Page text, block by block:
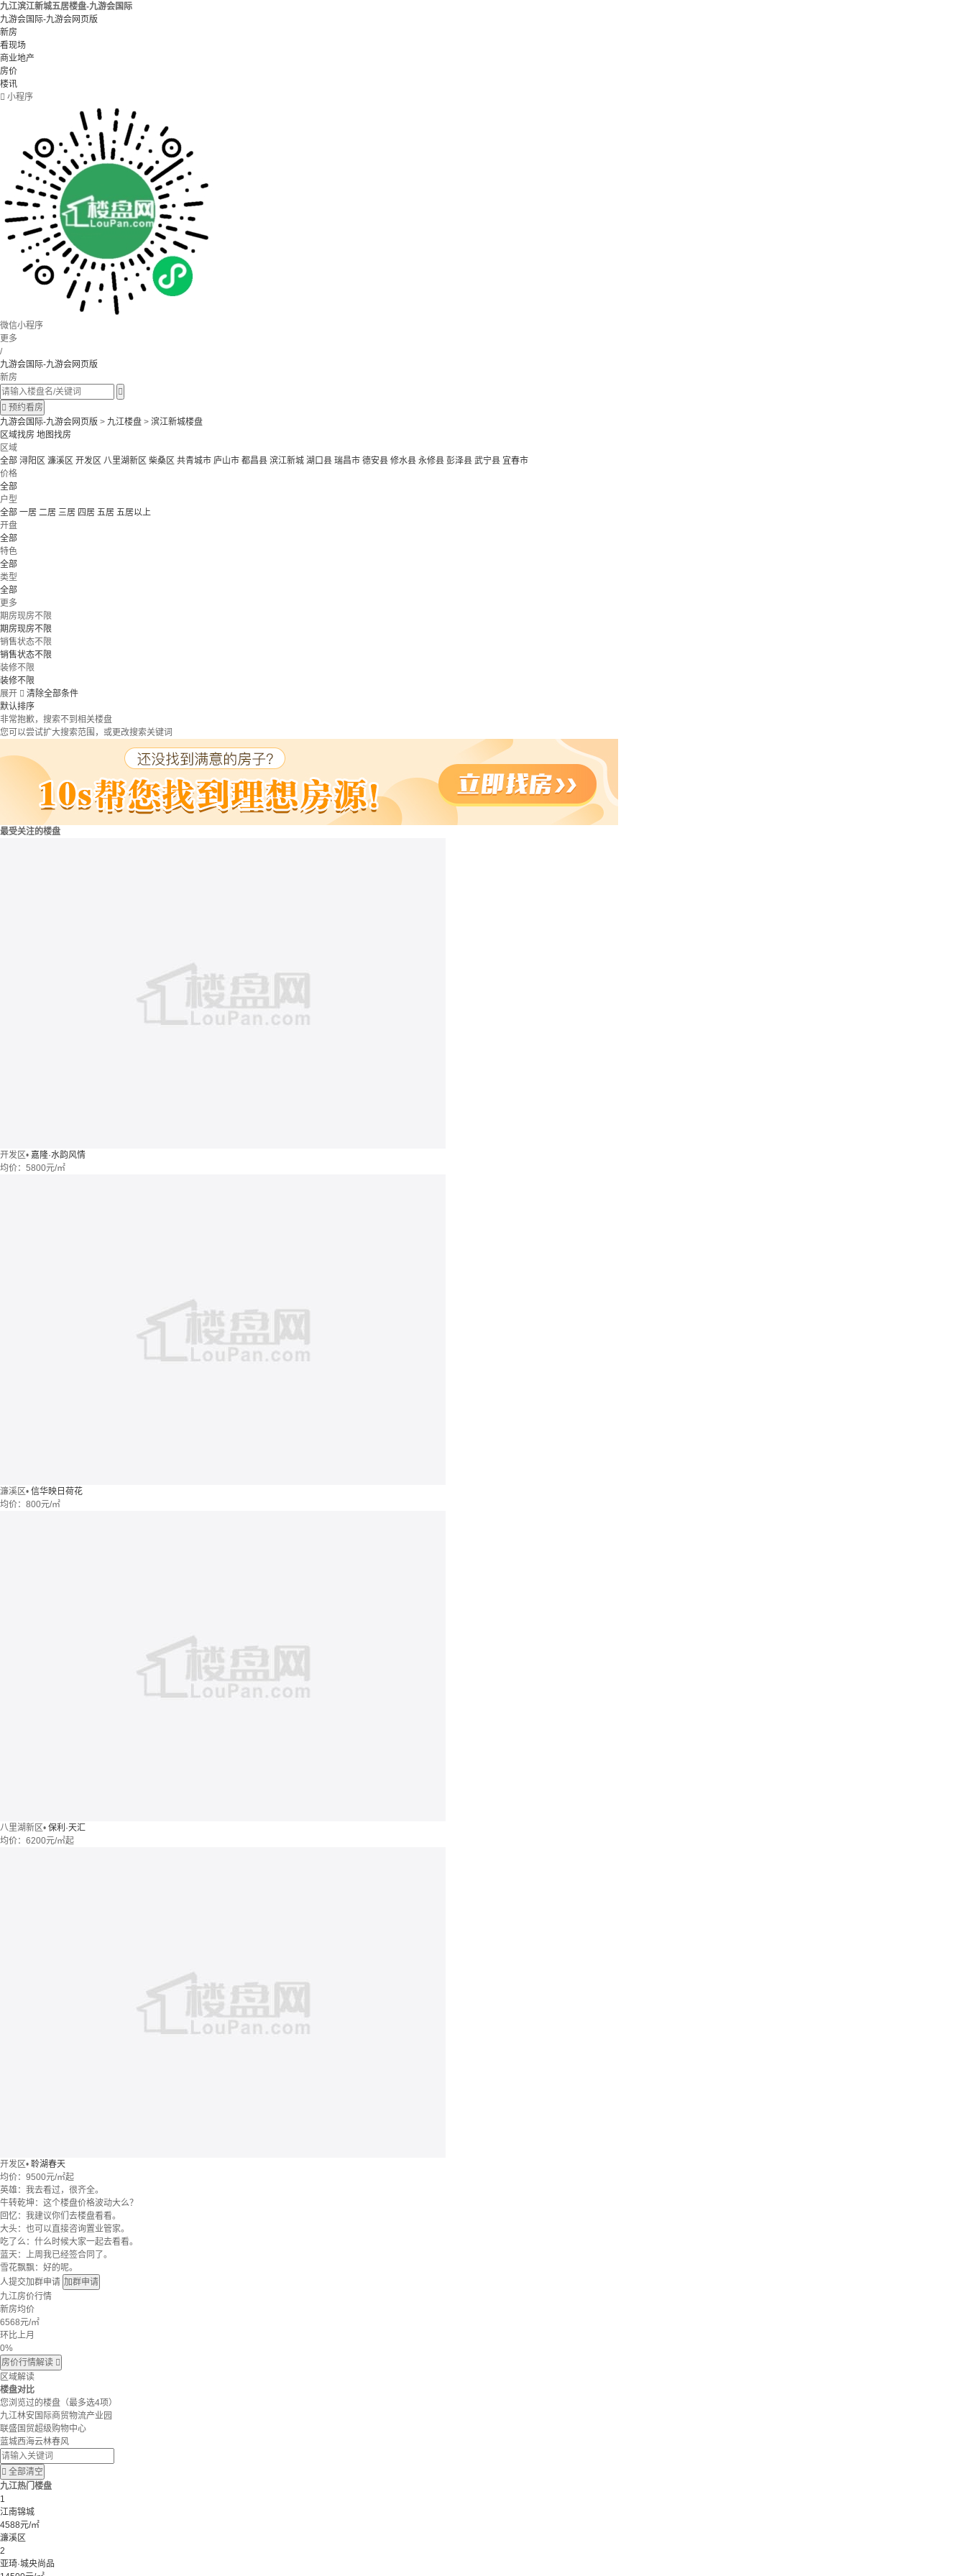
九江滨江新城五居楼盘-九游会国际
九游会国际-九游会网页版
新房
看现场
商业地产
房价
楼讯
 小程序
微信小程序
更多
/
九游会国际-九游会网页版
新房

 预约看房
九游会国际-九游会网页版 > 九江楼盘 > 滨江新城楼盘
区域找房 地图找房
区域
全部 浔阳区 濂溪区 开发区 八里湖新区 柴桑区 共青城市 庐山市 都昌县 滨江新城 湖口县 瑞昌市 德安县 修水县 永修县 彭泽县 武宁县 宜春市
价格
全部
户型
全部 一居 二居 三居 四居 五居 五居以上
开盘
全部
特色
全部
类型
全部
更多
期房现房不限
期房现房不限
销售状态不限
销售状态不限
装修不限
装修不限
展开  清除全部条件
默认排序
非常抱歉，搜索不到相关楼盘
您可以尝试扩大搜索范围，或更改搜索关键词
最受关注的楼盘
开发区• 嘉隆·水韵风情
均价： 5800元/㎡
濂溪区• 信华映日荷花
均价： 800元/㎡
八里湖新区• 保利·天汇
均价： 6200元/㎡起
开发区• 聆湖春天
均价： 9500元/㎡起
英雄：我去看过，很齐全。
牛转乾坤：这个楼盘价格波动大么？
回忆：我建议你们去楼盘看看。
大头：也可以直接咨询置业管家。
吃了么：什么时候大家一起去看看。
蓝天：上周我已经签合同了。
雪花飘飘：好的呢。
人提交加群申请 加群申请
九江房价行情
新房均价
6568元/㎡
环比上月
0%
房价行情解读 
区域解读
楼盘对比
您浏览过的楼盘 （最多选4项）
九江林安国际商贸物流产业园
联盛国贸超级购物中心
蓝城西海云林春风
 全部清空
九江热门楼盘
1
江南锦城
4588元/㎡
濂溪区
2
亚琦·城央尚品